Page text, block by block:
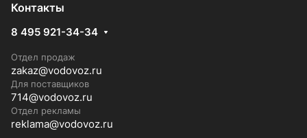
Контакты
8 495 921-34-34
Отдел продаж
zakaz@vodovoz.ru
Для поставщиков
714@vodovoz.ru
Отдел рекламы
reklama@vodovoz.ru